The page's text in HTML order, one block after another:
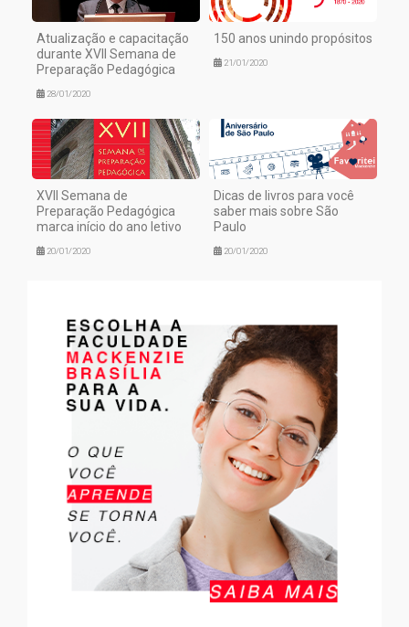
Atualização e capacitação
durante XVII Semana de
Preparação Pedagógica
28/01/2020
150 anos unindo propósitos
21/01/2020
XVII Semana de
Preparação Pedagógica
marca início do ano letivo
20/01/2020
Dicas de livros para você
saber mais sobre São
Paulo
20/01/2020